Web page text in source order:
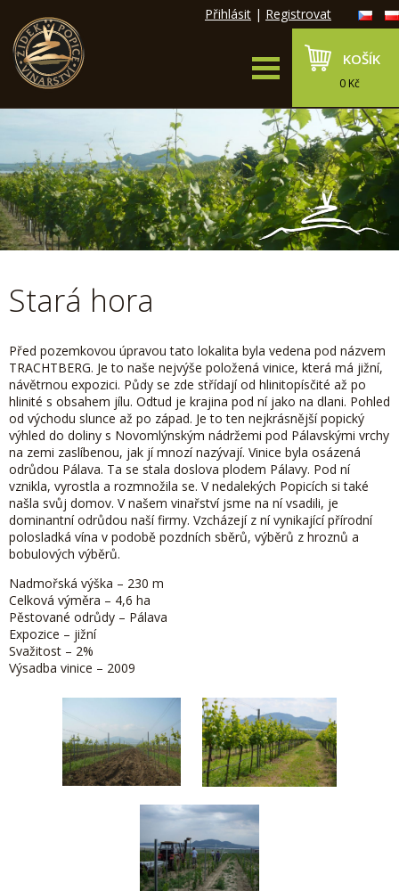
Přihlásit | Registrovat
KOŠÍK
0 Kč
Stará hora
Před pozemkovou úpravou tato lokalita byla vedena pod názvem
TRACHTBERG. Je to naše nejvýše položená vinice, která má jižní,
návětrnou expozici. Půdy se zde střídají od hlinitopísčité až po
hlinité s obsahem jílu. Odtud je krajina pod ní jako na dlani. Pohled
od východu slunce až po západ. Je to ten nejkrásnější popický
výhled do doliny s Novomlýnským nádržemi pod Pálavskými vrchy
na zemi zaslíbenou, jak jí mnozí nazývají. Vinice byla osázená
odrůdou Pálava. Ta se stala doslova plodem Pálavy. Pod ní
vznikla, vyrostla a rozmnožila se. V nedalekých Popicích si také
našla svůj domov. V našem vinařství jsme na ní vsadili, je
dominantní odrůdou naší firmy. Vzcházejí z ní vynikající přírodní
polosladká vína v podobě pozdních sběrů, výběrů z hroznů a
bobulových výběrů.
Nadmořská výška – 230 m
Celková výměra – 4,6 ha
Pěstované odrůdy – Pálava
Expozice – jižní
Svažitost – 2%
Výsadba vinice – 2009